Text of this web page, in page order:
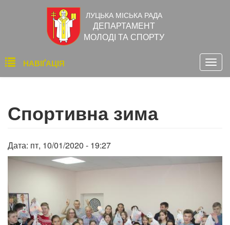
ЛУЦЬКА МІСЬКА РАДА
ДЕПАРТАМЕНТ
МОЛОДІ ТА СПОРТУ
Основна
навіґація
НАВІҐАЦІЯ
Спортивна зима
Дата: пт, 10/01/2020 - 19:27